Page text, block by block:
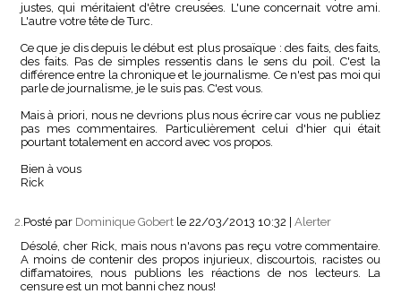
justes, qui méritaient d'être creusées. L'une concernait votre ami.
L'autre votre tête de Turc.
Ce que je dis depuis le début est plus prosaïque : des faits, des faits,
des faits. Pas de simples ressentis dans le sens du poil. C'est la
différence entre la chronique et le journalisme. Ce n'est pas moi qui
parle de journalisme, je le suis pas. C'est vous.
Mais à priori, nous ne devrions plus nous écrire car vous ne publiez
pas mes commentaires. Particulièrement celui d'hier qui était
pourtant totalement en accord avec vos propos.
Bien à vous
Rick
2. Posté par Dominique Gobert le 22/03/2013 10:32
Alerter
Désolé, cher Rick, mais nous n'avons pas reçu votre commentaire.
A moins de contenir des propos injurieux, discourtois, racistes ou
diffamatoires, nous publions les réactions de nos lecteurs. La
censure est un mot banni chez nous!